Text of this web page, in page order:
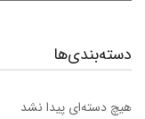
دسته‌بندی‌ها
هیچ دسته‌ای پیدا نشد